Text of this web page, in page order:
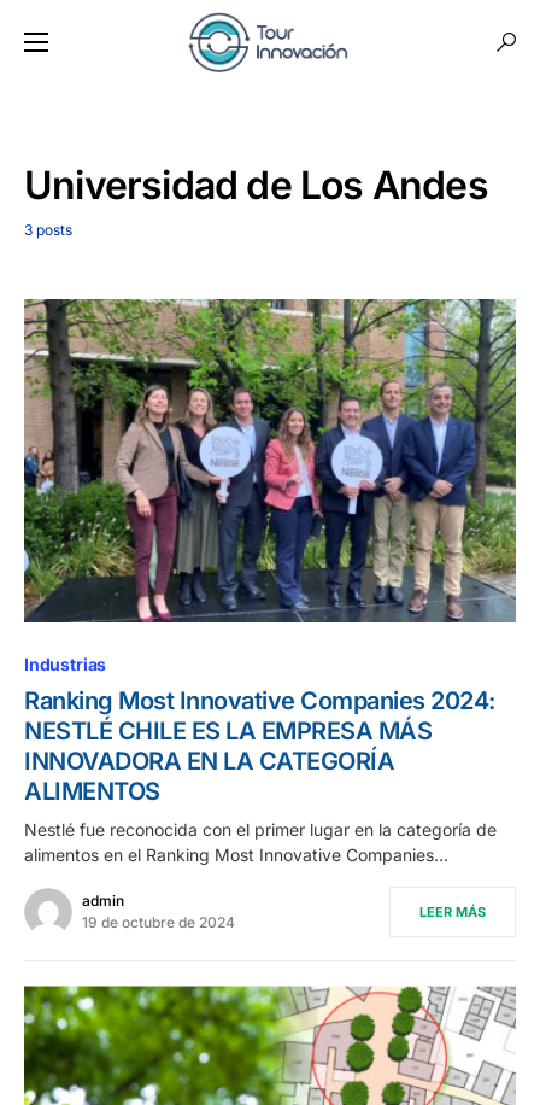
Universidad de Los Andes
3 posts
Industrias
Ranking Most Innovative Companies 2024:
NESTLÉ CHILE ES LA EMPRESA MÁS
INNOVADORA EN LA CATEGORÍA
ALIMENTOS
Nestlé fue reconocida con el primer lugar en la categoría de
alimentos en el Ranking Most Innovative Companies…
admin
19 de octubre de 2024
LEER MÁS